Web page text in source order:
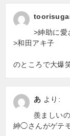
>紳助に愛
>和田アキ子
のところで大爆
あ より:
羨ましい
紳◯さんがゲテ